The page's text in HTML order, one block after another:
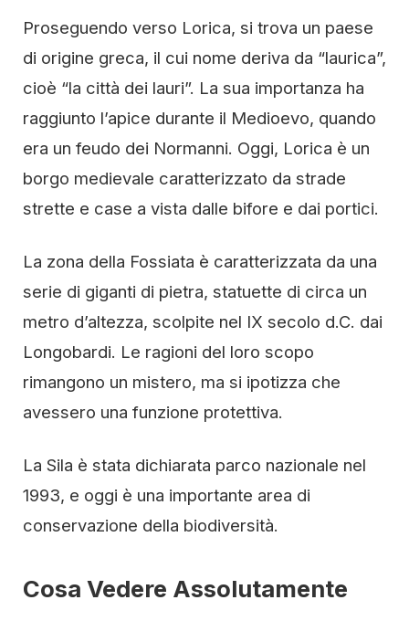
Proseguendo verso Lorica, si trova un paese
di origine greca, il cui nome deriva da “laurica”,
cioè “la città dei lauri”. La sua importanza ha
raggiunto l’apice durante il Medioevo, quando
era un feudo dei Normanni. Oggi, Lorica è un
borgo medievale caratterizzato da strade
strette e case a vista dalle bifore e dai portici.
La zona della Fossiata è caratterizzata da una
serie di giganti di pietra, statuette di circa un
metro d’altezza, scolpite nel IX secolo d.C. dai
Longobardi. Le ragioni del loro scopo
rimangono un mistero, ma si ipotizza che
avessero una funzione protettiva.
La Sila è stata dichiarata parco nazionale nel
1993, e oggi è una importante area di
conservazione della biodiversità.
Cosa Vedere Assolutamente